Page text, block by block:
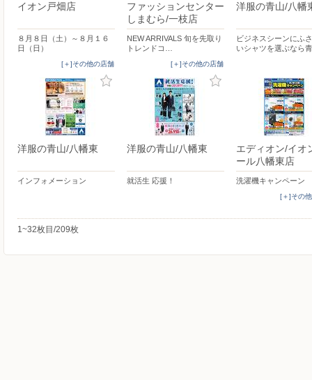
イオン戸畑店
８月８日（土）～８月１６
日（日）
[＋]その他の店舗
ファッションセンター
しまむら/一枝店
NEW ARRIVALS 旬を先取り
トレンドコ…
[＋]その他の店舗
洋服の青山/八幡
ビジネスシーンにふ
いシャツを選ぶなら
洋服の青山/八幡東
インフォメーション
洋服の青山/八幡東
就活生 応援！
エディオン/イオ
ール八幡東店
洗濯機キャンペーン
[＋]その
1~32枚目/209枚